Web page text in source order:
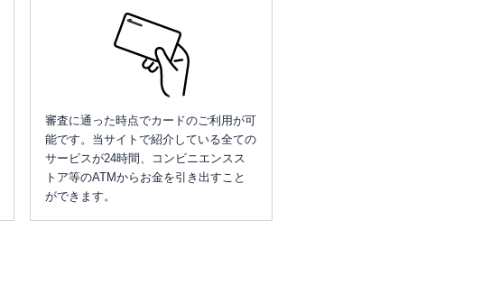
審査に通った時点でカードのご利用が可
能です。当サイトで紹介している全ての
サービスが24時間、コンビニエンスス
トア等のATMからお金を引き出すこと
ができます。